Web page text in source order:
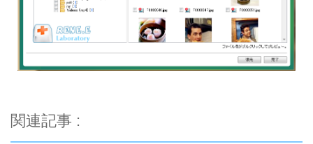
関連記事 :